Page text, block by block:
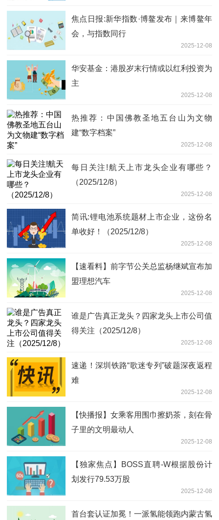
焦点日报:新华指数·博鳌发布｜来博鳌年
会，与指数同行
2025-12-08
华安基金：港股岁末行情或以红利投资为
主
2025-12-08
热推荐：中国佛教圣地五台山为文物
建“数字档案”
2025-12-08
每日关注!航天上市龙头企业有哪些？
（2025/12/8）
2025-12-08
简讯:锂电池系统题材上市企业，这份名
单收好！（2025/12/8）
2025-12-08
【速看料】前字节公关总监杨继斌宣布加
盟理想汽车
2025-12-08
谁是广告真正龙头？四家龙头上市公司值
得关注（2025/12/8）
2025-12-08
速递！深圳铁路“歌迷专列”破题深夜返程
难
2025-12-08
【快播报】女乘客用围巾擦奶茶，刻在骨
子里的文明最动人
2025-12-08
【独家焦点】BOSS直聘-W根据股份计
划发行79.53万股
2025-12-08
首台套认证加冕！一派氢能领跑内蒙古氢